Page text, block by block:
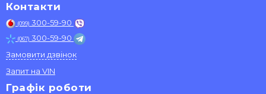
Контакти
(099) 300-59-90
(067) 300-59-90
Замовити дзвінок
Запит на VIN
Графік роботи